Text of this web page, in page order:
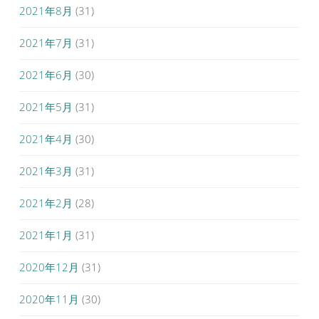
2021年8月 (31)
2021年7月 (31)
2021年6月 (30)
2021年5月 (31)
2021年4月 (30)
2021年3月 (31)
2021年2月 (28)
2021年1月 (31)
2020年12月 (31)
2020年11月 (30)